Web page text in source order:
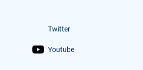
Twitter
Youtube